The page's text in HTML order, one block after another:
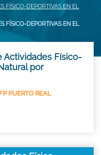
FÍSICO-DEPORTIVAS EN EL
FÍSICO-DEPORTIVAS EN EL
Actividades Físico-
por
FP PUERTO REAL